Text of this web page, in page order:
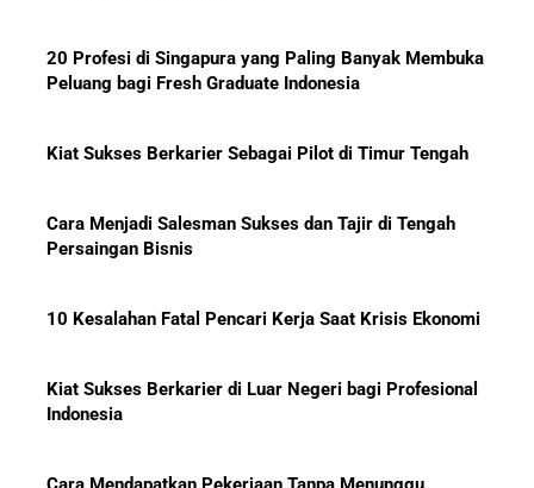
20 Profesi di Singapura yang Paling Banyak Membuka
Peluang bagi Fresh Graduate Indonesia
Kiat Sukses Berkarier Sebagai Pilot di Timur Tengah
Cara Menjadi Salesman Sukses dan Tajir di Tengah
Persaingan Bisnis
10 Kesalahan Fatal Pencari Kerja Saat Krisis Ekonomi
Kiat Sukses Berkarier di Luar Negeri bagi Profesional
Indonesia